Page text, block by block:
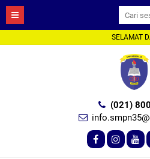
SELAMAT
(021)